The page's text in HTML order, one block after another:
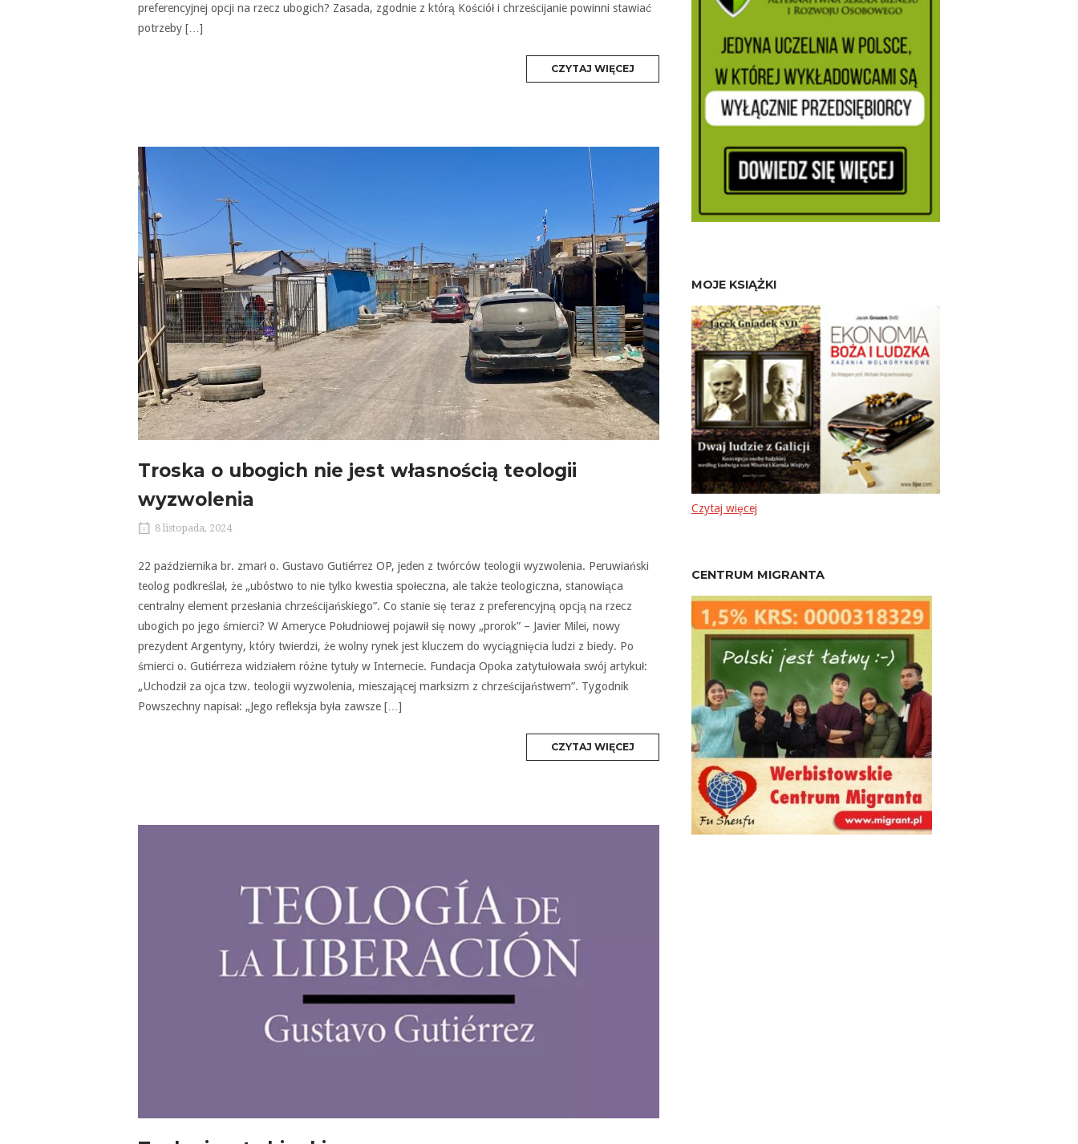
preferencyjnej opcji na rzecz ubogich? Zasada, zgodnie z którą Kościół i chrześcijanie powinni stawiać
potrzeby […]
CZYTAJ WIĘCEJ
Troska o ubogich nie jest własnością teologii
wyzwolenia
8 listopada, 2024
22 października br. zmarł o. Gustavo Gutiérrez OP, jeden z twórców teologii wyzwolenia. Peruwiański
teolog podkreślał, że „ubóstwo to nie tylko kwestia społeczna, ale także teologiczna, stanowiąca
centralny element przesłania chrześcijańskiego”. Co stanie się teraz z preferencyjną opcją na rzecz
ubogich po jego śmierci? W Ameryce Południowej pojawił się nowy „prorok” – Javier Milei, nowy
prezydent Argentyny, który twierdzi, że wolny rynek jest kluczem do wyciągnięcia ludzi z biedy. Po
śmierci o. Gutiérreza widziałem różne tytuły w Internecie. Fundacja Opoka zatytułowała swój artykuł:
„Uchodził za ojca tzw. teologii wyzwolenia, mieszającej marksizm z chrześcijaństwem”. Tygodnik
Powszechny napisał: „Jego refleksja była zawsze […]
CZYTAJ WIĘCEJ
MOJE KSIĄŻKI
Czytaj więcej
CENTRUM MIGRANTA